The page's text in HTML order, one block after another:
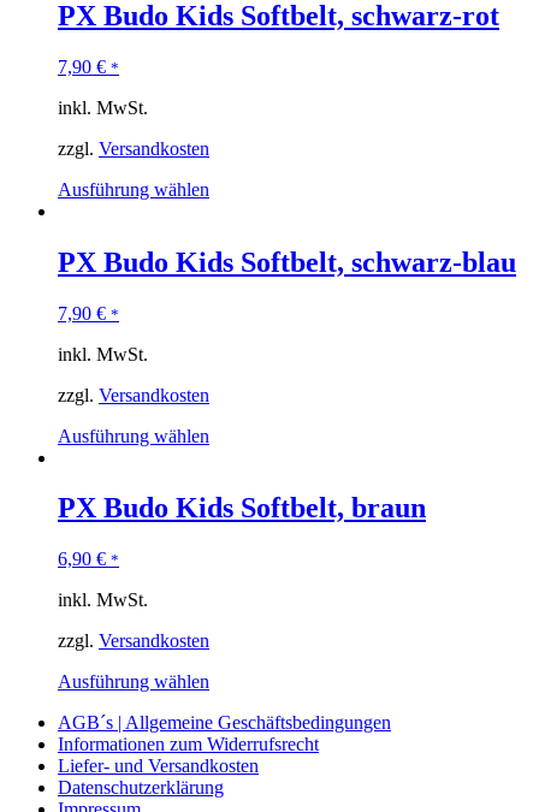
PX Budo Kids Softbelt, schwarz-rot
7,90 € *
inkl. MwSt.
zzgl. Versandkosten
Ausführung wählen
PX Budo Kids Softbelt, schwarz-blau
7,90 € *
inkl. MwSt.
zzgl. Versandkosten
Ausführung wählen
PX Budo Kids Softbelt, braun
6,90 € *
inkl. MwSt.
zzgl. Versandkosten
Ausführung wählen
AGB´s | Allgemeine Geschäftsbedingungen
Informationen zum Widerrufsrecht
Liefer- und Versandkosten
Datenschutzerklärung